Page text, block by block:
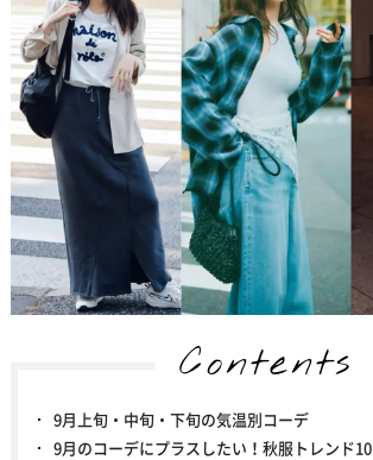
Contents
9月上旬・中旬・下旬の気温別コーデ
9月のコーデにプラスしたい！秋服トレンド10